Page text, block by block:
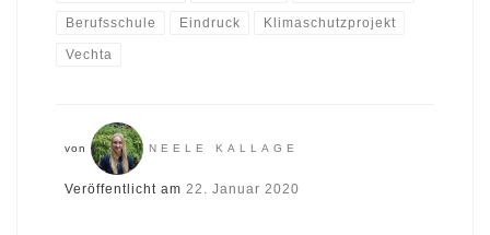
Berufsschule Eindruck Klimaschutzprojekt
Vechta
von NEELE KALLAGE
Veröffentlicht am22. Januar 2020